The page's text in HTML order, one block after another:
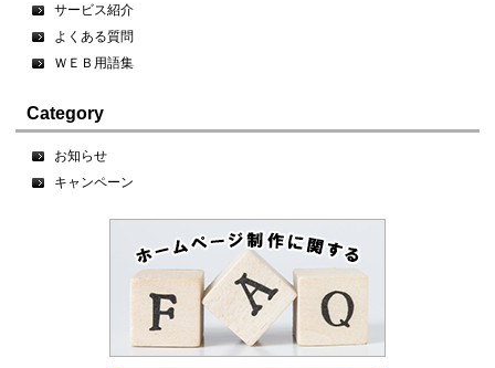
サービス紹介
よくある質問
ＷＥＢ用語集
Category
お知らせ
キャンペーン